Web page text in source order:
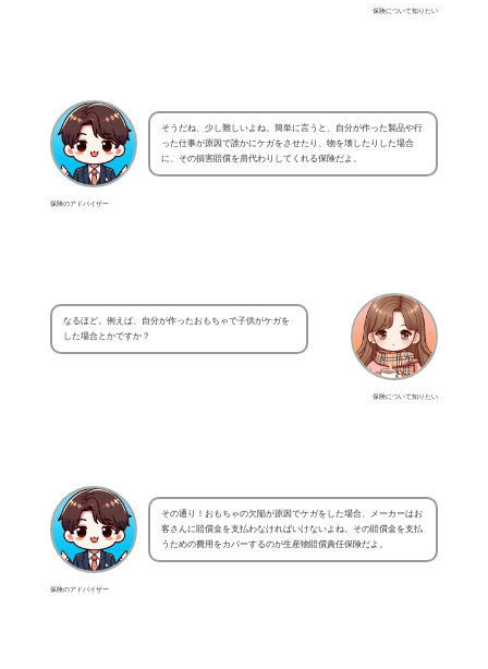
保険について知りたい
保険のアドバイザー
そうだね、少し難しいよね。簡単に言うと、自分が作った製品や行
った仕事が原因で誰かにケガをさせたり、物を壊したりした場合
に、その損害賠償を肩代わりしてくれる保険だよ。
保険について知りたい
なるほど。例えば、自分が作ったおもちゃで子供がケガを
した場合とかですか？
保険のアドバイザー
その通り！おもちゃの欠陥が原因でケガをした場合、メーカーはお
客さんに賠償金を支払わなければいけないよね。その賠償金を支払
うための費用をカバーするのが生産物賠償責任保険だよ。